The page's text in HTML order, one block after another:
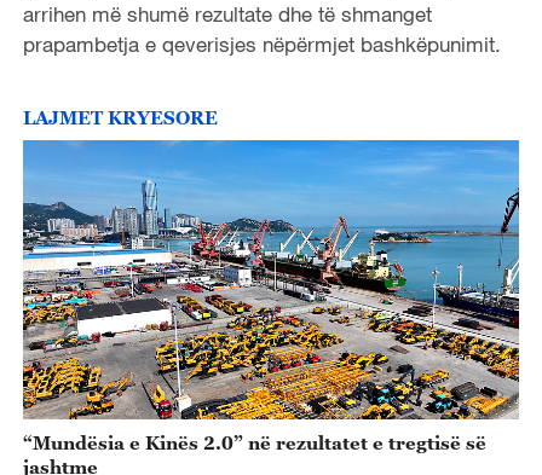
arrihen më shumë rezultate dhe të shmanget
prapambetja e qeverisjes nëpërmjet bashkëpunimit.
LAJMET KRYESORE
“Mundësia e Kinës 2.0” në rezultatet e tregtisë së
jashtme